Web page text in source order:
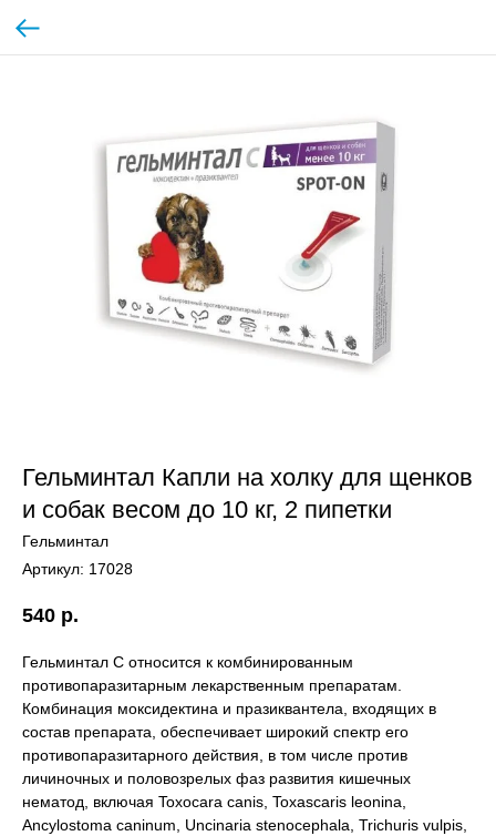
Гельминтал Капли на холку для щенков
и собак весом до 10 кг, 2 пипетки
Гельминтал
Артикул: 17028
540 р.
Гельминтал С относится к комбинированным
противопаразитарным лекарственным препаратам.
Комбинация моксидектина и празиквантела, входящих в
состав препарата, обеспечивает широкий спектр его
противопаразитарного действия, в том числе против
личиночных и половозрелых фаз развития кишечных
нематод, включая Toxocara canis, Toxascaris leonina,
Ancylostoma caninum, Uncinaria stenocephala, Trichuris vulpis,